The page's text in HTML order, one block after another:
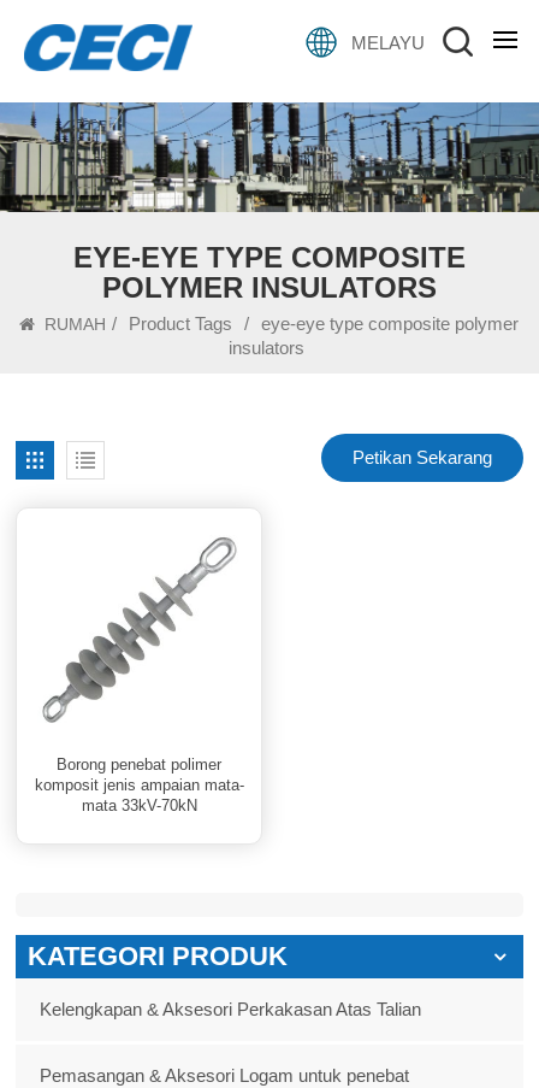
MELAYU
EYE-EYE TYPE COMPOSITE
POLYMER INSULATORS
RUMAH / Product Tags /
eye-eye type composite polymer
insulators
Petikan Sekarang
Borong penebat polimer
komposit jenis ampaian mata-
mata 33kV-70kN
KATEGORI PRODUK
Kelengkapan & Aksesori Perkakasan Atas Talian
Pemasangan & Aksesori Logam untuk penebat